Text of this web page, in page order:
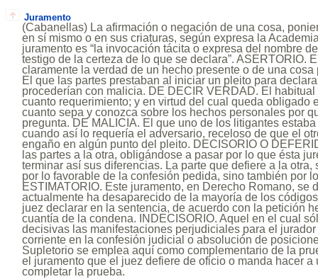
Juramento
(Cabanellas) La afirmación o negación de una cosa,
en sí mismo o en sus criaturas, según expresa la
juramento es “la invocación tácita o expresa del nombre
testigo de la certeza de lo que se declara”. ASERTORIO.
claramente la verdad de un hecho presente o de una
El que las partes prestaban al iniciar un pleito para
procederían con malicia. DE DECIR VERDAD. El
cuanto requerimiento; y en virtud del cual queda obligado
cuanto sepa y conozca sobre los hechos personales por
pregunta. DE MALICIA. El que uno de los litigantes
cuando así lo requería el adversario, receloso de que el
engaño en algún punto del pleito. DECISORIO O
las partes a la otra, obligándose a pasar por lo que ésta
terminar así sus diferencias. La parte que defiere a la
por lo favorable de la confesión pedida, sino también por
ESTIMATORIO. Este juramento, en Derecho Romano, se
actualmente ha desaparecido de la mayoría de los
juez declarar en la sentencia, de acuerdo con la petición
cuantía de la condena. INDECISORIO. Aquel en el cual
decisivas las manifestaciones perjudiciales para el
corriente en la confesión judicial o absolución de
Supletorio se emplea aquí como complementario de la
el juramento que el juez defiere de oficio o manda hacer a
completar la prueba.